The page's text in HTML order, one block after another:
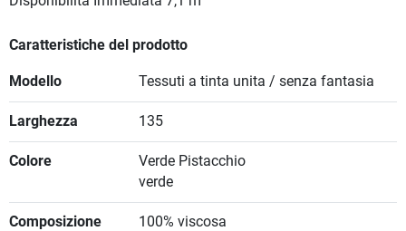
Caratteristiche del prodotto
Modello Tessuti a tinta unita / senza fantasia
Larghezza 135
Colore
Verde Pistacchio
verde
Composizione 100% viscosa